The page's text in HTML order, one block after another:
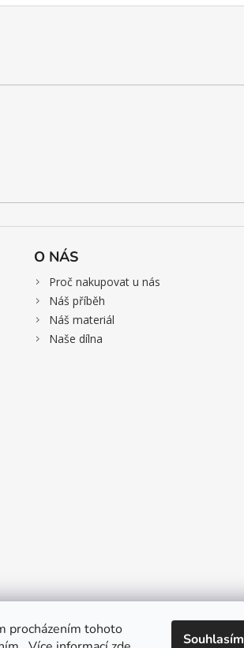
procházením tohoto
Souhlasím
O NÁS
> Proč nakupovat u nás
> Náš příběh
> Náš materiál
> Naše dílna